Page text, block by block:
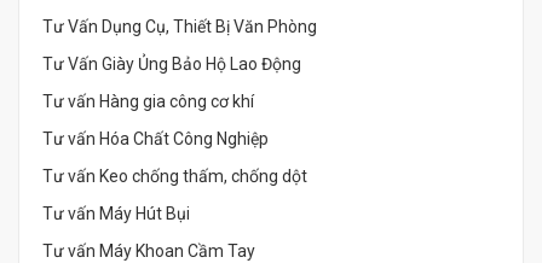
Tư Vấn Dụng Cụ, Thiết Bị Văn Phòng
Tư Vấn Giày Ủng Bảo Hộ Lao Động
Tư vấn Hàng gia công cơ khí
Tư vấn Hóa Chất Công Nghiệp
Tư vấn Keo chống thấm, chống dột
Tư vấn Máy Hút Bụi
Tư vấn Máy Khoan Cầm Tay